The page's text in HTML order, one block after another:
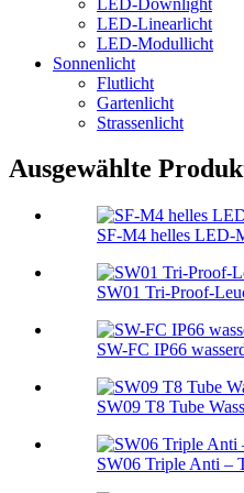
LED-Linearlicht
LED-Modullicht
Sonnenlicht
Flutlicht
Gartenlicht
Strassenlicht
Ausgewählte
SF-M4 helles LED-
SW01 Tri-Proof-
SW-FC IP66
SW09 T8 Tube
SW06 Triple Anti –